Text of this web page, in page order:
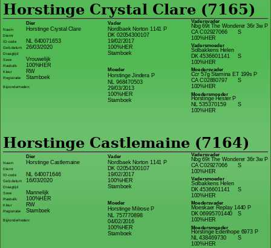
Horstinge Crystal Clare (7165)
Naam
Diernr
ID-code
Geb.datum
Draagtijd
Sexe
Rasbalk
Kleur
Registratie
Bijzonderheden:
Horstinge Crystal Clare
26/03/2020
Vrouwelijk
RW
100%HER
Stamboek
Dier Vader
19/02/2017
Stamboek
Vadersvader
Vadersmoeder
Moedersvader
Moedersmoeder
Horstinge Hester P
NL 535370159
DK 02054300107
Nordbaek Norton 1141 P
Moeder
Horstinge Jindera P
NL 968470503
29/03/2013
100%HER
Stamboek
NL 640071653
100%HER
100%HER
100%HER
Nbg 69t The Wonderer 36r 3w P
Solbakkens Helen
Ccr 57g Stamina ET 199s P
100%HER
100%HER
CA C02880797
CA C02927066
DK 4536601141
S
S
S
S
Horstinge Castlemaine (7164)
Naam
Diernr
ID-code
Geb.datum
Draagtijd
Sexe
Rasbalk
Kleur
Registratie
Bijzonderheden:
Horstinge Castlemaine
16/03/2020
Mannelijk
RW
100%HER
Stamboek
Dier Vader
19/02/2017
Stamboek
Vadersvader
Vadersmoeder
Moedersvader
Moedersmoeder
Horstinge Edenhope 6973 P
NL 438469730
DK 02054300107
Nordbaek Norton 1141 P
Moeder
Horstinge Milrose P
NL 757770898
04/02/2016
100%HER
Stamboek
NL 640071646
100%HER
100%HER
100%HER
Nbg 69t The Wonderer 36r 3w P
Solbakkens Helen
Moeskaer Replay 1440 P
100%HER
100%HER
DK 06995701440
CA C02927066
DK 4536601141
S
S
S
S